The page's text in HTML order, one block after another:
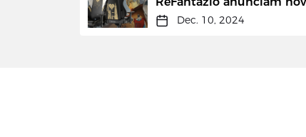
colaboração para cadeira
gamer de edição limitada
Dec. 10, 2024